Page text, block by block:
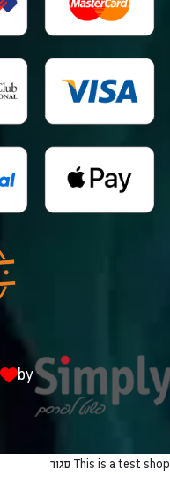
by
This is a test shop סגור